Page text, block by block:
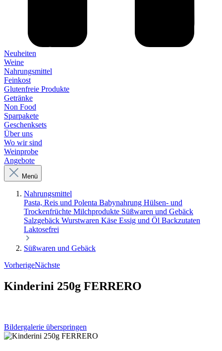
Neuheiten
Weine
Nahrungsmittel
Feinkost
Glutenfreie Produkte
Getränke
Non Food
Sparpakete
Geschenksets
Über uns
Wo wir sind
Weinprobe
Angebote
Menü
Nahrungsmittel
Pasta, Reis und Polenta Babynahrung Hülsen- und
Trockenfrüchte Milchprodukte Süßwaren und Gebäck
Salzgebäck Wurstwaren Käse Essig und Öl Backzutaten
Laktosefrei
Süßwaren und Gebäck
VorherigeNächste
Kinderini 250g FERRERO
Bildergalerie überspringen